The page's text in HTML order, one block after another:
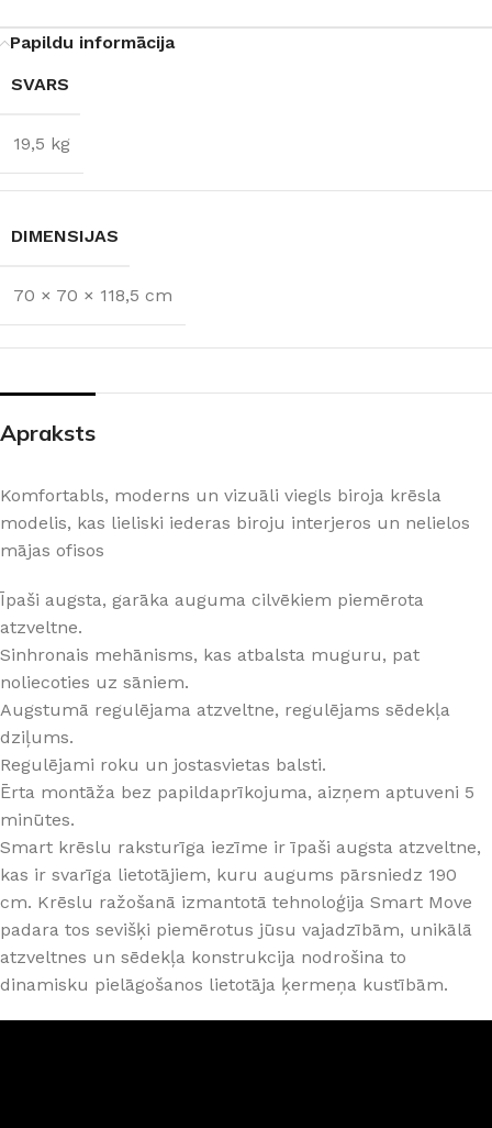
Papildu informācija
SVARS
19,5 kg
DIMENSIJAS
70 × 70 × 118,5 cm
Apraksts
Komfortabls, moderns un vizuāli viegls biroja krēsla
modelis, kas lieliski iederas biroju interjeros un nelielos
mājas ofisos
Īpaši augsta, garāka auguma cilvēkiem piemērota
atzveltne.
Sinhronais mehānisms, kas atbalsta muguru, pat
noliecoties uz sāniem.
Augstumā regulējama atzveltne, regulējams sēdekļa
dziļums.
Regulējami roku un jostasvietas balsti.
Ērta montāža bez papildaprīkojuma, aizņem aptuveni 5
minūtes.
Smart krēslu raksturīga iezīme ir īpaši augsta atzveltne,
kas ir svarīga lietotājiem, kuru augums pārsniedz 190
cm. Krēslu ražošanā izmantotā tehnoloģija Smart Move
padara tos sevišķi piemērotus jūsu vajadzībām, unikālā
atzveltnes un sēdekļa konstrukcija nodrošina to
dinamisku pielāgošanos lietotāja ķermeņa kustībām.